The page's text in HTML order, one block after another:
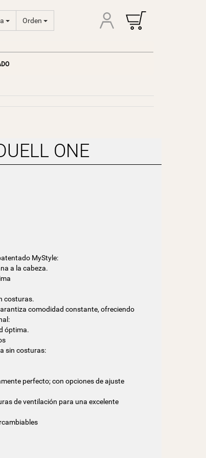
Orden
ONE
MyStyle:
a la cabeza.
costuras.
comodidad constante, ofreciendo
óptima.
sin costuras:
perfecto; con opciones de ajuste
de ventilación para una excelente